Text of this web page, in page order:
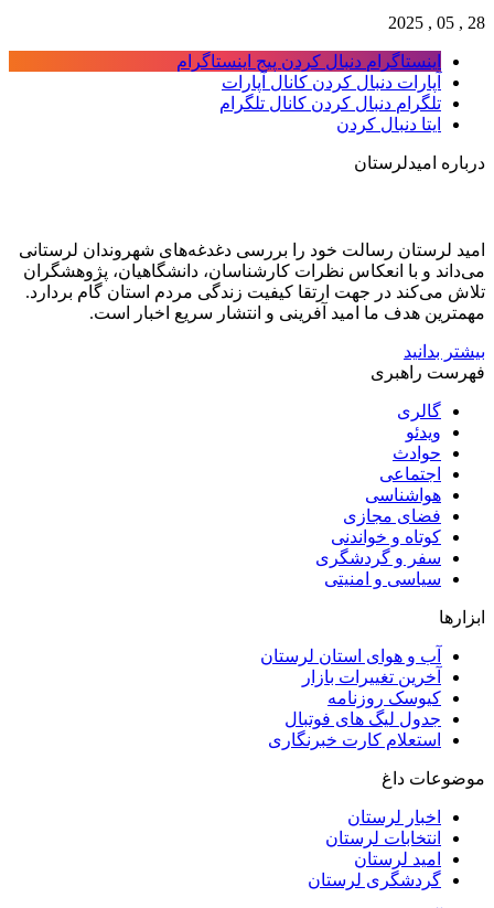
دنبال کردن پیج اینستاگرام
دنبال کردن کانال آپارات
دنبال کردن کانال تلگرام
دنبال کردن
رسالت خود را بررسی دغدغه‌های شهروندان لرستانی
و با انعکاس نظرات کارشناسان، دانشگاهیان، پژوهشگران
در جهت ارتقا کیفیت زندگی مردم استان گام بردارد.
هدف ما امید آفرینی و انتشار سریع اخبار است.
راهبری
مجازی
و خواندنی
و گردشگری
و امنیتی
و هوای استان لرستان
تغییرات بازار
روزنامه
لیگ های فوتبال
کارت خبرنگاری
داغ
لرستان
لرستان
لرستان
لرستان